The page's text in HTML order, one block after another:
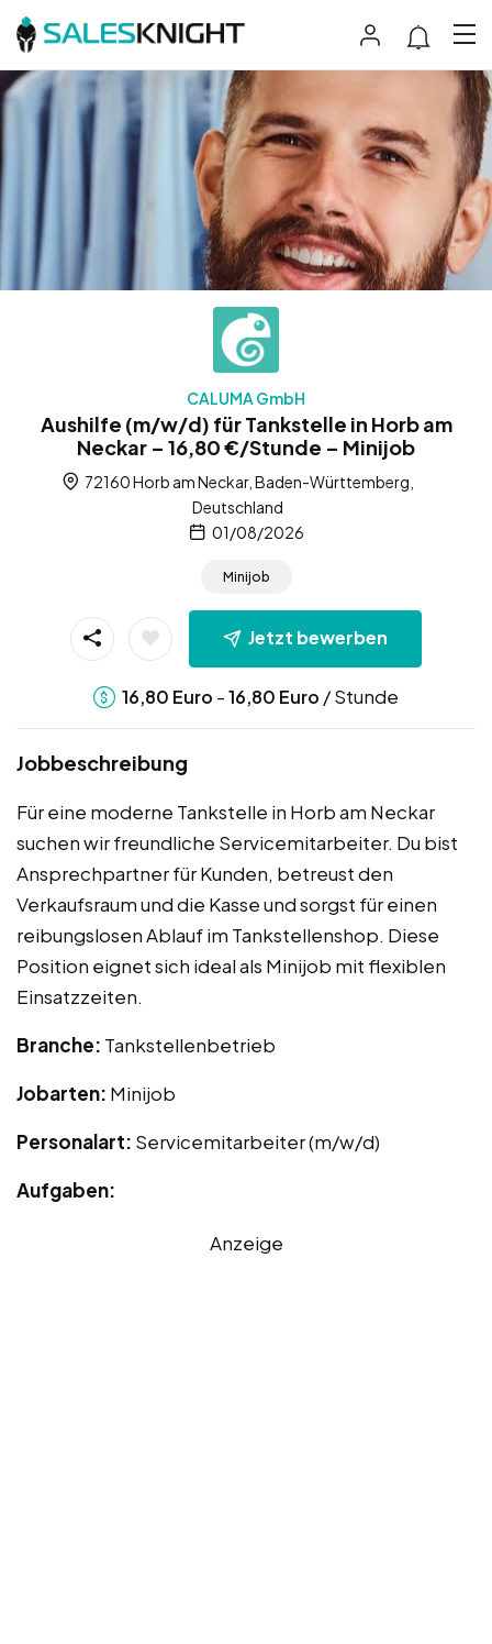
CALUMA GmbH
Aushilfe (m/w/d) für Tankstelle in Horb am
Neckar – 16,80 €/Stunde – Minijob
72160 Horb am Neckar, Baden-Württemberg,
Deutschland
01/08/2026
Minijob
Jetzt bewerben
16,80 Euro -16,80 Euro / Stunde
Jobbeschreibung
Für eine moderne Tankstelle in Horb am Neckar
suchen wir freundliche Servicemitarbeiter. Du bist
Ansprechpartner für Kunden, betreust den
Verkaufsraum und die Kasse und sorgst für einen
reibungslosen Ablauf im Tankstellenshop. Diese
Position eignet sich ideal als Minijob mit flexiblen
Einsatzzeiten.
Branche: Tankstellenbetrieb
Jobarten: Minijob
Personalart: Servicemitarbeiter (m/w/d)
Aufgaben:
Anzeige